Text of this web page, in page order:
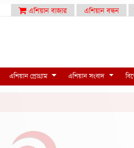
এশিয়ান বাজার এশিয়ান বন্ধন
এশিয়ান প্রোগ্রাম এশিয়ান সংবাদ